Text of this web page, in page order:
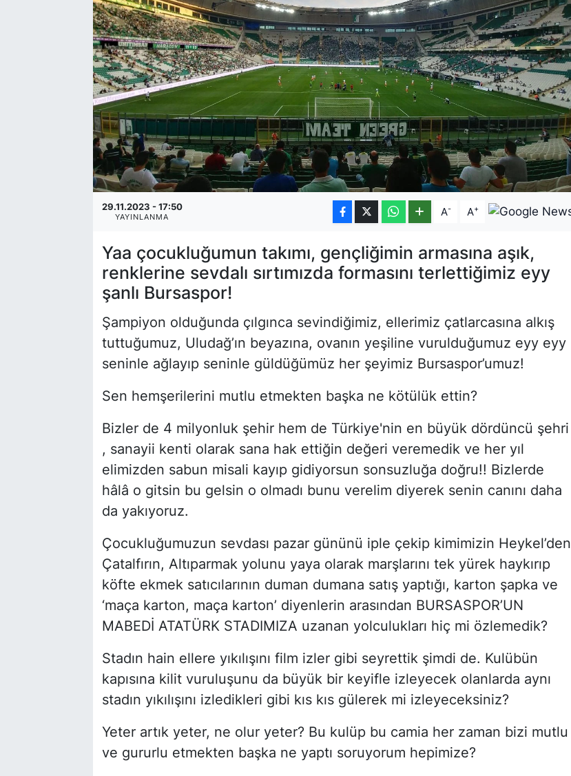
29.11.2023 - 17:50
YAYINLANMA A- A+
Yaa çocukluğumun takımı, gençliğimin armasına aşık,
renklerine sevdalı sırtımızda formasını terlettiğimiz eyy
şanlı Bursaspor!
Şampiyon olduğunda çılgınca sevindiğimiz, ellerimiz çatlarcasına alkış
tuttuğumuz, Uludağ’ın beyazına, ovanın yeşiline vurulduğumuz eyy eyy
seninle ağlayıp seninle güldüğümüz her şeyimiz Bursaspor’umuz!
Sen hemşerilerini mutlu etmekten başka ne kötülük ettin?
Bizler de 4 milyonluk şehir hem de Türkiye'nin en büyük dördüncü şehri
, sanayii kenti olarak sana hak ettiğin değeri veremedik ve her yıl
elimizden sabun misali kayıp gidiyorsun sonsuzluğa doğru!! Bizlerde
hâlâ o gitsin bu gelsin o olmadı bunu verelim diyerek senin canını daha
da yakıyoruz.
Çocukluğumuzun sevdası pazar gününü iple çekip kimimizin Heykel’den
Çatalfırın, Altıparmak yolunu yaya olarak marşlarını tek yürek haykırıp
köfte ekmek satıcılarının duman dumana satış yaptığı, karton şapka ve
‘maça karton, maça karton’ diyenlerin arasından BURSASPOR’UN
MABEDİ ATATÜRK STADIMIZA uzanan yolculukları hiç mi özlemedik?
Stadın hain ellere yıkılışını film izler gibi seyrettik şimdi de. Kulübün
kapısına kilit vuruluşunu da büyük bir keyifle izleyecek olanlarda aynı
stadın yıkılışını izledikleri gibi kıs kıs gülerek mi izleyeceksiniz?
Yeter artık yeter, ne olur yeter? Bu kulüp bu camia her zaman bizi mutlu
ve gururlu etmekten başka ne yaptı soruyorum hepimize?